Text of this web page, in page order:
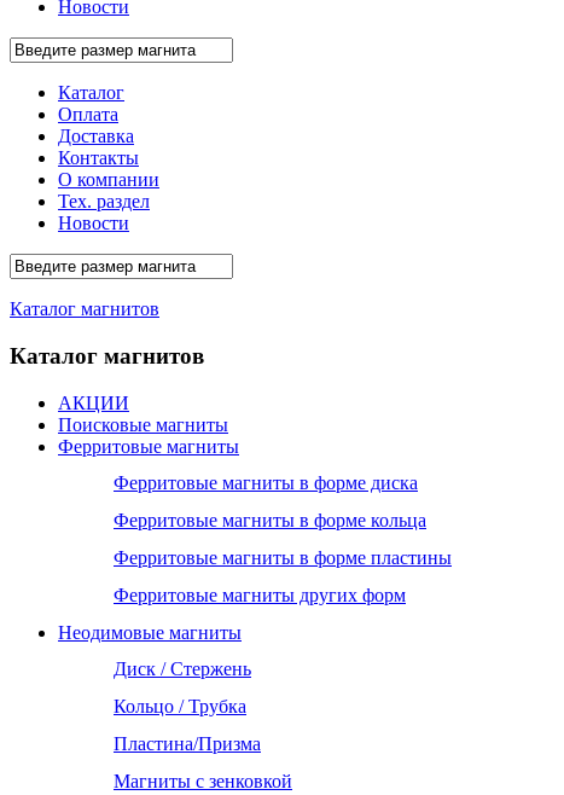
Новости
Каталог
Оплата
Доставка
Контакты
О компании
Тех. раздел
Новости
Каталог магнитов
Каталог магнитов
АКЦИИ
Поисковые магниты
Ферритовые магниты
Ферритовые магниты в форме диска
Ферритовые магниты в форме кольца
Ферритовые магниты в форме пластины
Ферритовые магниты других форм
Неодимовые магниты
Диск / Стержень
Кольцо / Трубка
Пластина/Призма
Магниты с зенковкой